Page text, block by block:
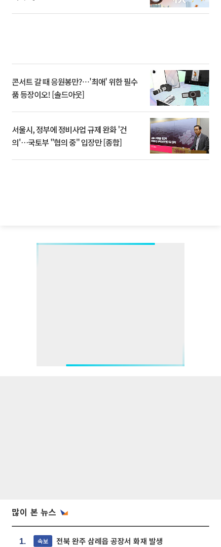
콘서트 갈 때 응원봉만?⋯'최애' 위한 필수
품 등장이오! [솔드아웃]
서울시, 정부에 정비사업 규제 완화 '건
의'⋯국토부 "협의 중" 입장만 [종합]
많이 본 뉴스
1. 속보 전북 완주 삼례읍 공장서 화재 발생